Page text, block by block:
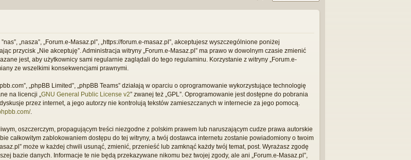
si tru
ę
„nasza”, „Forum.e-Masaz.pl”, „https://forum.e-masaz.pl”, akceptujesz wyszczególnione poniżej
przycisk „Nie akceptuję”. Administracja witryny „Forum.e-Masaz.pl” ma prawo w dowolnym czasie zmienić
jest, aby użytkownicy sami regularnie zaglądali do tego regulaminu. Korzystanie z witryny „Forum.e-
ze wszelkimi konsekwencjami prawnymi.
„phpBB Limited”, „phpBB Teams” działają w oparciu o oprogramowanie wykorzystujące technologię
na licencji „ GNU General Public License v2” zwanej też „GPL”. Oprogramowanie jest dostępne do pobrania
przez internet, a jego autorzy nie kontrolują tekstów zamieszczanych w internecie za jego pomocą.
.
oszczerczym, propagującym treści niezgodne z polskim prawem lub naruszającym cudze prawa autorskie
całkowitym zablokowaniem dostępu do tej witryny, a twój dostawca internetu zostanie powiadomiony o twoim
może w każdej chwili usunąć, zmienić, przenieść lub zamknąć każdy twój temat, post. Wyrażasz zgodę
bazie danych. Informacje te nie będą przekazywane nikomu bez twojej zgody, ale ani „Forum.e-Masaz.pl”,